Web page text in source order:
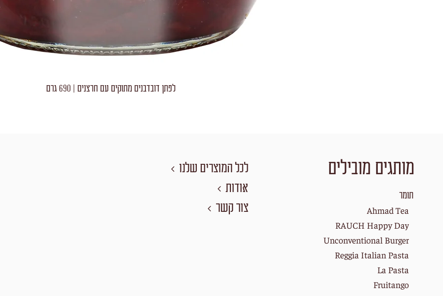
לפתן דובדבנים מתוקים עם חרצנים | 690 גרם
לכל המוצרים שלנו
אודות
צור קשר
מותגים מובילים
תומר
Ahmad Tea
RAUCH Happy Day
Unconventional Burger
Reggia Italian Pasta
La Pasta
Fruitango